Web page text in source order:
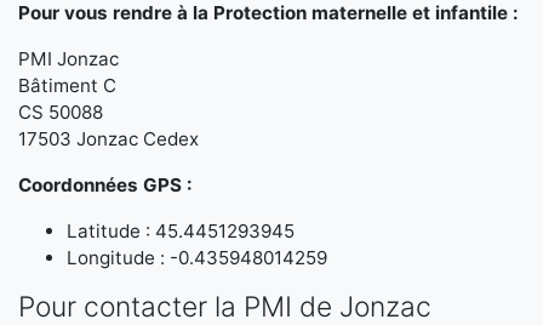
Pour vous rendre à la Protection maternelle et infantile :
PMI Jonzac
Bâtiment C
CS 50088
17503 Jonzac Cedex
Coordonnées GPS :
Latitude : 45.4451293945
Longitude : -0.435948014259
Pour contacter la PMI de Jonzac